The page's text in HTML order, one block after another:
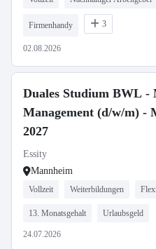
Firmenhandy 3
02.08.2026
Duales Studium BWL -
Management (d/w/m) -
2027
Essity
Mannheim
Vollzeit Weiterbildungen
13. Monatsgehalt Urlaubsgeld
24.07.2026